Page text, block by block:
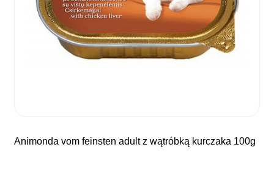
animonda vom feinsten adult z wątróbką kurczaka 100g